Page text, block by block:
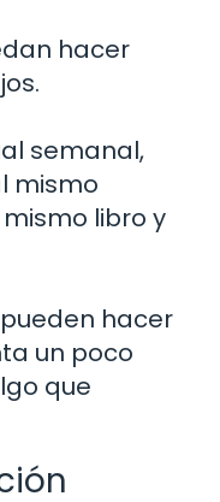
hacer
semanal,
mismo
libro y
hacer
un poco
que